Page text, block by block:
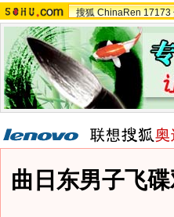
搜狐 ChinaRen 17173
曲日东男子飞